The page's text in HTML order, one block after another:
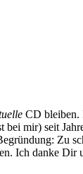
CD bleiben.
mir) seit
Zu
Ich danke Dir